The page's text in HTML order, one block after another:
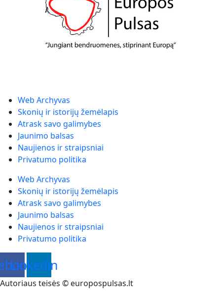
Web Archyvas
Skonių ir istorijų žemėlapis
Atrask savo galimybes
Jaunimo balsas
Naujienos ir straipsniai
Privatumo politika
Web Archyvas
Skonių ir istorijų žemėlapis
Atrask savo galimybes
Jaunimo balsas
Naujienos ir straipsniai
Privatumo politika
Linkedin
Autoriaus teisės © europospulsas.lt